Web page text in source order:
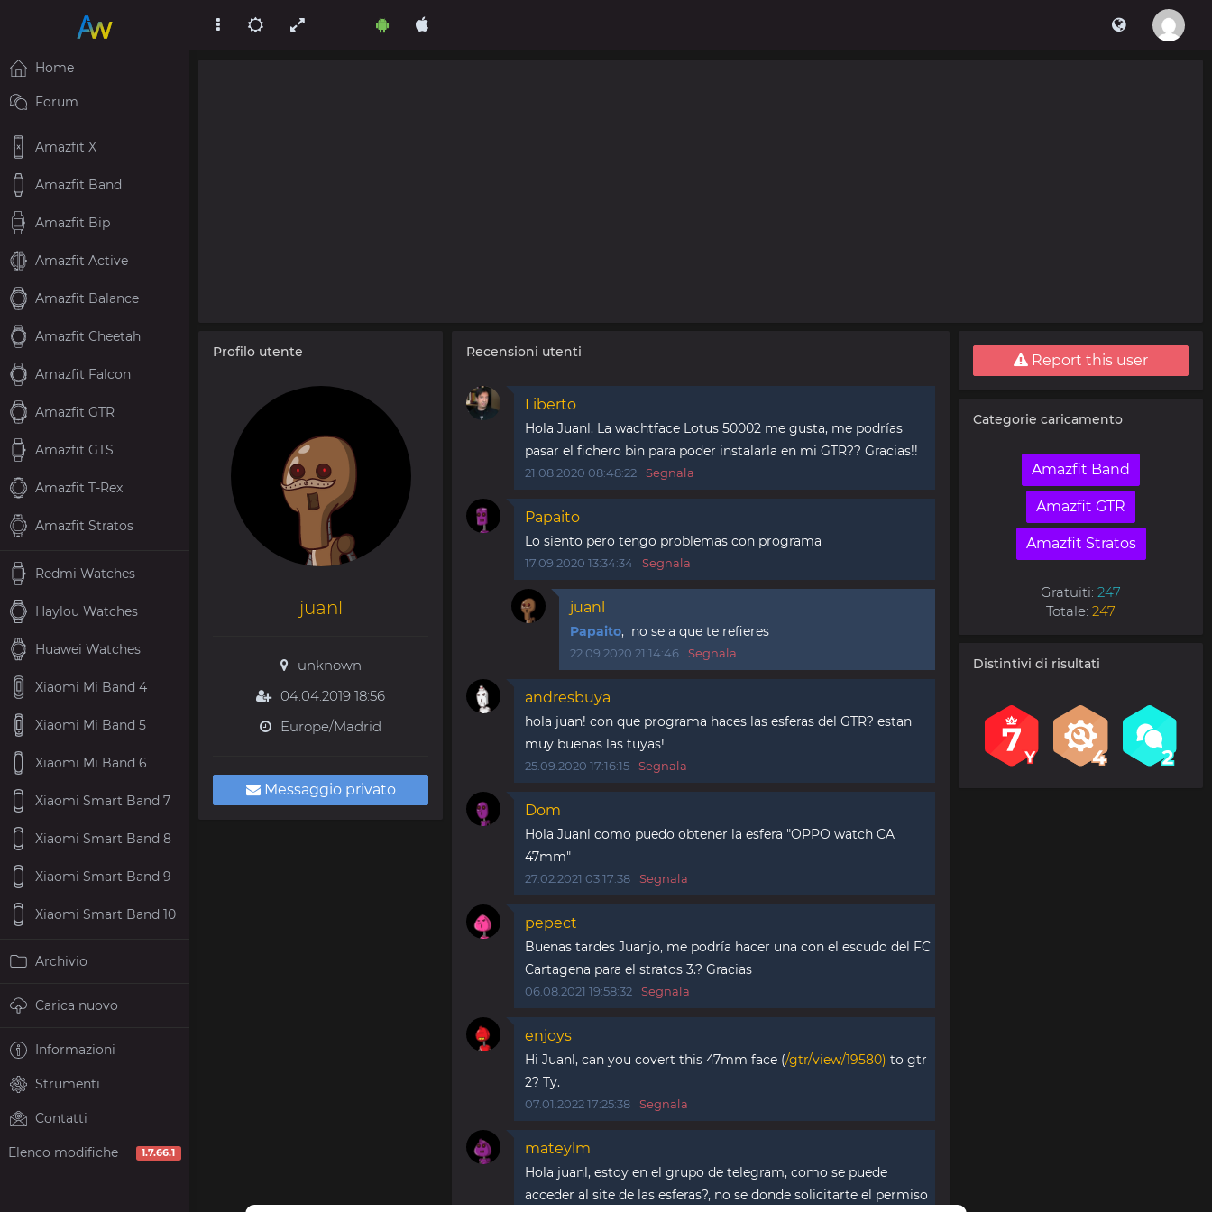
Profilo utente
juanl
unknown
04.04.2019 18:56
Europe/Madrid
Messaggio privato
Report this user
Categorie caricamento
Amazfit Band
Amazfit GTR
Amazfit Stratos
Gratuiti: 247
Totale: 247
Distintivi di risultati
Recensioni utenti
Liberto
Hola Juanl. La wachtface Lotus 50002 me gusta, me podrías
pasar el fichero bin para poder instalarla en mi GTR?? Gracias!!
21.08.2020 08:48:22 Segnala
Papaito
Lo siento pero tengo problemas con programa
17.09.2020 13:34:34 Segnala
juanl
Papaito, no se a que te refieres
22.09.2020 21:14:46 Segnala
andresbuya
hola juan! con que programa haces las esferas del GTR? estan
muy buenas las tuyas!
25.09.2020 17:16:15 Segnala
Dom
Hola Juanl como puedo obtener la esfera "OPPO watch CA
47mm"
27.02.2021 03:17:38 Segnala
pepect
Buenas tardes Juanjo, me podría hacer una con el escudo del FC
Cartagena para el stratos 3.? Gracias
06.08.2021 19:58:32 Segnala
enjoys
Hi Juanl, can you covert this 47mm face (/gtr/view/19580) to gtr
2? Ty.
07.01.2022 17:25:38 Segnala
mateylm
Hola juanl, estoy en el grupo de telegram, como se puede
acceder al site de las esferas?, no se donde solicitarte el permiso
Home
Forum
Amazfit X
Amazfit Band
Amazfit Bip
Amazfit Active
Amazfit Balance
Amazfit Cheetah
Amazfit Falcon
Amazfit GTR
Amazfit GTS
Amazfit T-Rex
Amazfit Stratos
Redmi Watches
Haylou Watches
Huawei Watches
Xiaomi Mi Band 4
Xiaomi Mi Band 5
Xiaomi Mi Band 6
Xiaomi Smart Band 7
Xiaomi Smart Band 8
Xiaomi Smart Band 9
Xiaomi Smart Band 10
Archivio
Carica nuovo
Informazioni
Strumenti
Contatti
Elenco modifiche 1.7.66.1